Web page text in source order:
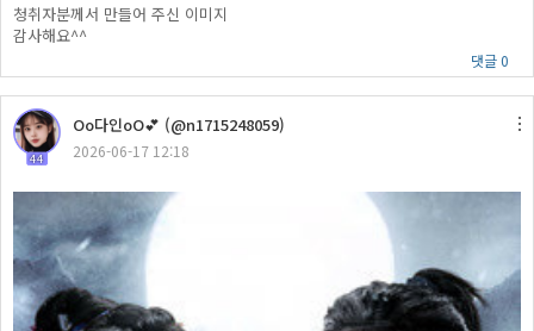
청취자분께서 만들어 주신 이미지
감사해요^^
댓글 0
44
Oo다인oO💕 (@n1715248059)
2026-06-17 12:18